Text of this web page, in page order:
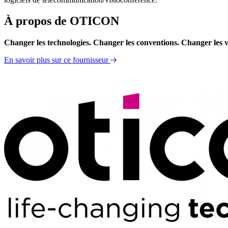
À propos de OTICON
Changer les technologies. Changer les conventions. Changer les
En savoir plus sur ce fournisseur